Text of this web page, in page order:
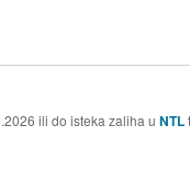
ili do isteka zaliha u NTL